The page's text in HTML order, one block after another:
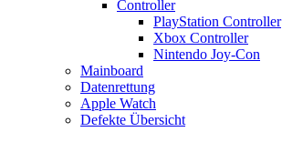
Controller
PlayStation Controller
Xbox Controller
Nintendo Joy-Con
Mainboard
Datenrettung
Apple Watch
Defekte Übersicht